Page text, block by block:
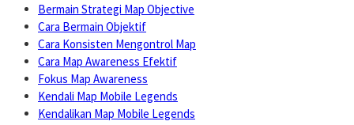
Bermain Strategi Map Objective
Cara Bermain Objektif
Cara Konsisten Mengontrol Map
Cara Map Awareness Efektif
Fokus Map Awareness
Kendali Map Mobile Legends
Kendalikan Map Mobile Legends